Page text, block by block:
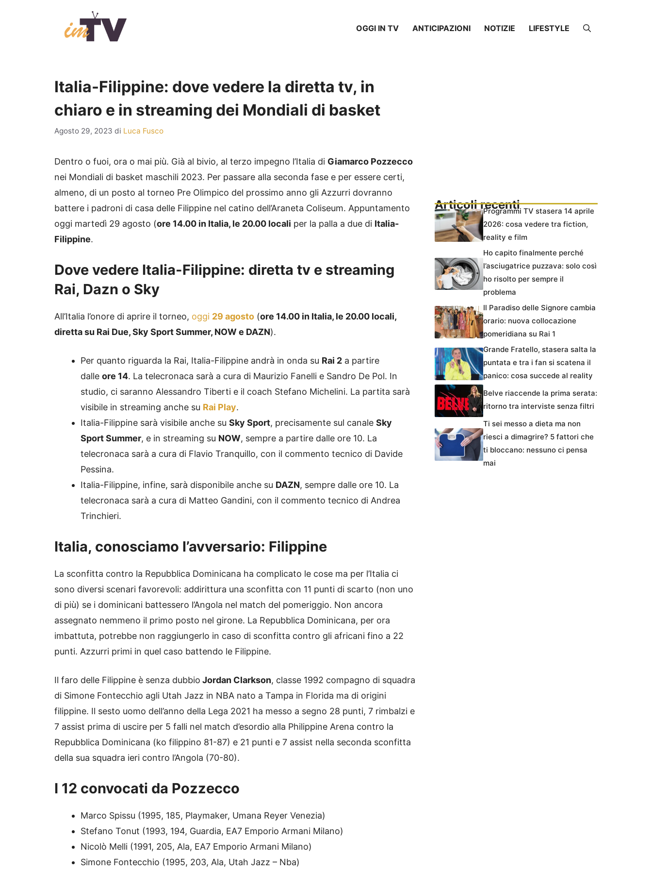
OGGI IN TV ANTICIPAZIONI NOTIZIE LIFESTYLE
Italia-Filippine: dove vedere la diretta tv, in
chiaro e in streaming dei Mondiali di basket
Agosto 29, 2023 di Luca Fusco
Dentro o fuoi, ora o mai più. Già al bivio, al terzo impegno l’Italia di Giamarco Pozzecco
nei Mondiali di basket maschili 2023. Per passare alla seconda fase e per essere certi,
almeno, di un posto al torneo Pre Olimpico del prossimo anno gli Azzurri dovranno
battere i padroni di casa delle Filippine nel catino dell’Araneta Coliseum. Appuntamento
oggi martedì 29 agosto (ore 14.00 in Italia, le 20.00 locali per la palla a due di Italia-
Filippine.
Dove vedere Italia-Filippine: diretta tv e streaming
Rai, Dazn o Sky
All’Italia l’onore di aprire il torneo, oggi 29 agosto (ore 14.00 in Italia, le 20.00 locali,
diretta su Rai Due, Sky Sport Summer, NOW e DAZN).
Per quanto riguarda la Rai, Italia-Filippine andrà in onda su Rai 2 a partire
dalle ore 14. La telecronaca sarà a cura di Maurizio Fanelli e Sandro De Pol. In
studio, ci saranno Alessandro Tiberti e il coach Stefano Michelini. La partita sarà
visibile in streaming anche su Rai Play.
Italia-Filippine sarà visibile anche su Sky Sport, precisamente sul canale Sky
Sport Summer, e in streaming su NOW, sempre a partire dalle ore 10. La
telecronaca sarà a cura di Flavio Tranquillo, con il commento tecnico di Davide
Pessina.
Italia-Filippine, infine, sarà disponibile anche su DAZN, sempre dalle ore 10. La
telecronaca sarà a cura di Matteo Gandini, con il commento tecnico di Andrea
Trinchieri.
Italia, conosciamo l’avversario: Filippine
La sconfitta contro la Repubblica Dominicana ha complicato le cose ma per l’Italia ci
sono diversi scenari favorevoli: addirittura una sconfitta con 11 punti di scarto (non uno
di più) se i dominicani battessero l’Angola nel match del pomeriggio. Non ancora
assegnato nemmeno il primo posto nel girone. La Repubblica Dominicana, per ora
imbattuta, potrebbe non raggiungerlo in caso di sconfitta contro gli africani fino a 22
punti. Azzurri primi in quel caso battendo le Filippine.
Il faro delle Filippine è senza dubbio Jordan Clarkson, classe 1992 compagno di squadra
di Simone Fontecchio agli Utah Jazz in NBA nato a Tampa in Florida ma di origini
filippine. Il sesto uomo dell’anno della Lega 2021 ha messo a segno 28 punti, 7 rimbalzi e
7 assist prima di uscire per 5 falli nel match d’esordio alla Philippine Arena contro la
Repubblica Dominicana (ko filippino 81-87) e 21 punti e 7 assist nella seconda sconfitta
della sua squadra ieri contro l’Angola (70-80).
I 12 convocati da Pozzecco
Marco Spissu (1995, 185, Playmaker, Umana Reyer Venezia)
Stefano Tonut (1993, 194, Guardia, EA7 Emporio Armani Milano)
Nicolò Melli (1991, 205, Ala, EA7 Emporio Armani Milano)
Simone Fontecchio (1995, 203, Ala, Utah Jazz – Nba)
Articoli recentiProgrammi TV stasera 14 aprile
2026: cosa vedere tra fiction,
reality e film
Ho capito finalmente perché
l’asciugatrice puzzava: solo così
ho risolto per sempre il
problema
Il Paradiso delle Signore cambia
orario: nuova collocazione
pomeridiana su Rai 1
Grande Fratello, stasera salta la
puntata e tra i fan si scatena il
panico: cosa succede al reality
Belve riaccende la prima serata:
ritorno tra interviste senza filtri
Ti sei messo a dieta ma non
riesci a dimagrire? 5 fattori che
ti bloccano: nessuno ci pensa
mai